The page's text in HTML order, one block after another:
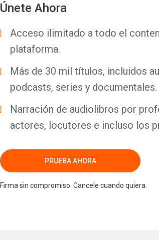
Únete Ahora
Acceso ilimitado a todo el
plataforma.
Más de 30 mil títulos, incluidos
podcasts, series y documentales.
Narración de audiolibros por
actores, locutores e incluso los
PRUEBA AHORA
Firma sin compromiso. Cancele cuando quiera.